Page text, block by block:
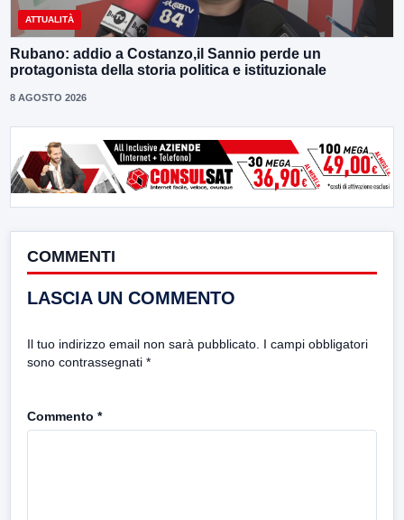
ATTUALITÀ
Rubano: addio a Costanzo,il Sannio perde un
protagonista della storia politica e istituzionale
8 AGOSTO 2026
COMMENTI
LASCIA UN COMMENTO
Il tuo indirizzo email non sarà pubblicato. I campi obbligatori
sono contrassegnati *
Commento *